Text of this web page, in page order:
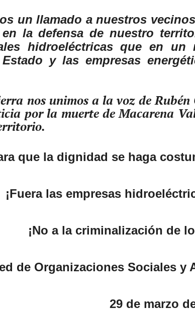
un llamado a nuestros
la defensa de nuestro
hidroeléctricas que en
y las empresas
nos unimos a la voz de
por la muerte de Macarena
que la dignidad se haga
¡Fuera las empresas
¡No a la criminalización de
de Organizaciones Sociales y
29 de marzo